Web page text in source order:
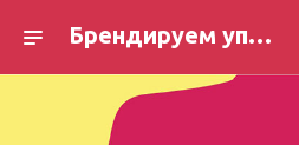
Брендируем упаковку